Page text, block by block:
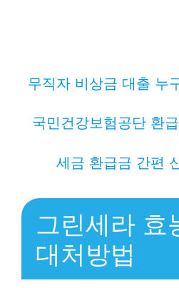
무직자 비상금 대출 누
국민건강보험공단 환
세금 환급금 간편
그린세라 효
대처방법